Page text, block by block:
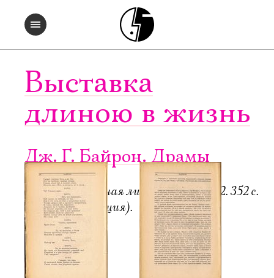
Выставка
длиною в жизнь
Дж. Г. Байрон. Драмы
Пб.-М.: Всемирная литература, 1922. 352 с.
6000 экз. (редакция).